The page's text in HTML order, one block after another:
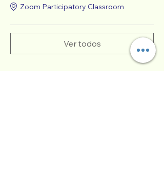
Zoom Participatory Classroom
Ver todos